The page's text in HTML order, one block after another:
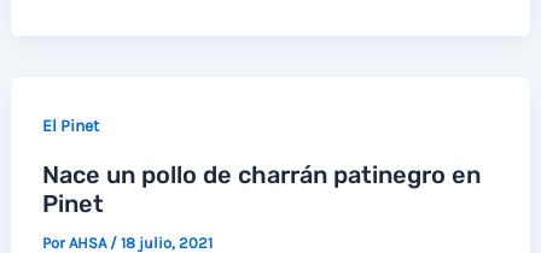
PROTECCIÓN
DE
LOS
PAISAJES
Y
FOTOGRAFIADO
EN
PINET
El Pinet
Nace un pollo de charrán patinegro en
Pinet
PorAHSA / 18 julio, 2021